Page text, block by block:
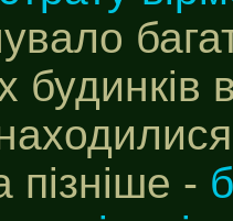
будинків
пізніше -